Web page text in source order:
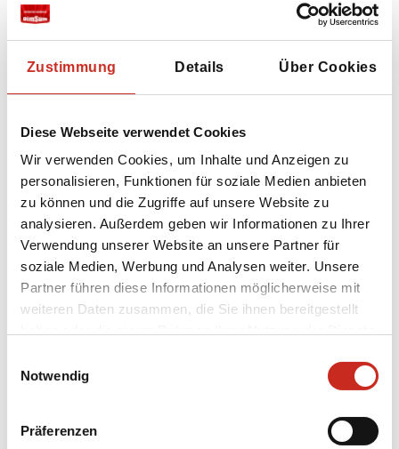
Zustimmung Details Über Cookies
Diese Webseite verwendet Cookies
Wir verwenden Cookies, um Inhalte und Anzeigen zu
personalisieren, Funktionen für soziale Medien anbieten
zu können und die Zugriffe auf unsere Website zu
analysieren. Außerdem geben wir Informationen zu Ihrer
Verwendung unserer Website an unsere Partner für
soziale Medien, Werbung und Analysen weiter. Unsere
Partner führen diese Informationen möglicherweise mit
weiteren Daten zusammen, die Sie ihnen bereitgestellt
Notwendig
Präferenzen
dramatischen Dünen von Wadi Rum bis hin
mit einem Guide zu unternehmen, der Ihnen
alles über die Route erzählen kann.
Stranderholung in Aqaba